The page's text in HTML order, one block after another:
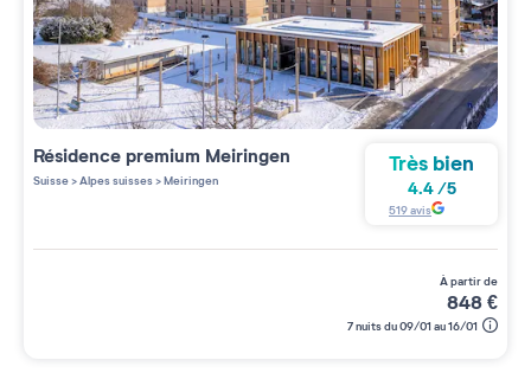
Résidence premium Meiringen
Suisse>Alpes suisses>Meiringen
Très bien
4.4/5
519avis
à partir de
848€
7 nuits du 09/01 au 16/01